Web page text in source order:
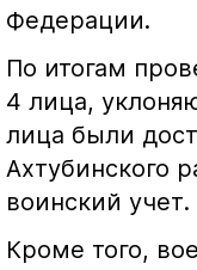
Федерации.
По итогам
4 лица,
лица были
Ахтубинского
воинский учет.
Кроме того,